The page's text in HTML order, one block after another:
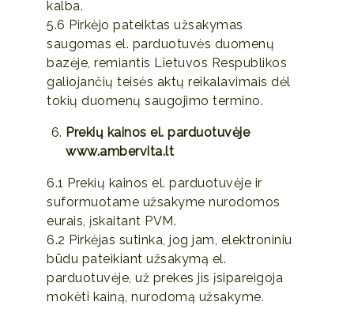
kalba.
5.6 Pirkėjo pateiktas užsakymas
saugomas el. parduotuvės duomenų
bazėje, remiantis Lietuvos Respublikos
galiojančių teisės aktų reikalavimais dėl
tokių duomenų saugojimo termino.
Prekių kainos el. parduotuvėje
www.ambervita.lt
6.1 Prekių kainos el. parduotuvėje ir
suformuotame užsakyme nurodomos
eurais, įskaitant PVM.
6.2 Pirkėjas sutinka, jog jam, elektroniniu
būdu pateikiant užsakymą el.
parduotuvėje, už prekes jis įsipareigoja
mokėti kainą, nurodomą užsakyme.